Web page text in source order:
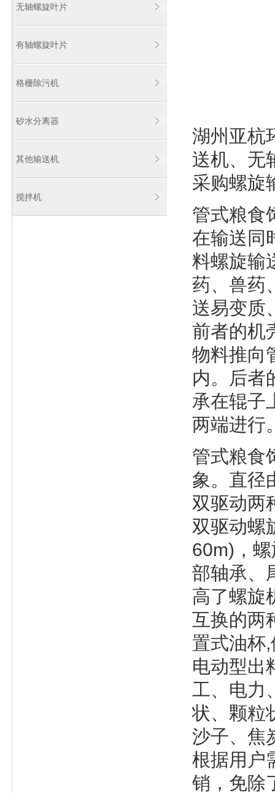
无轴螺旋叶片
有轴螺旋叶片
格栅除污机
砂水分离器
其他输送机
搅拌机
湖州亚杭
送机、 无
采购螺旋
管式粮食
在输送同
料螺旋输
药、兽药
送易变质
前者的机
物料推向
内。后者
承在辊子
两端进行
管式粮食
象。直径
双驱动两
双驱动螺
60m)，
部轴承、
高了螺旋
互换的两
置式油杯
电动型出
工、电力
状、颗粒
沙子、焦
根据用户
销，免除